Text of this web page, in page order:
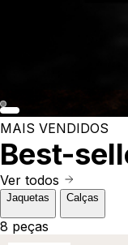
MAIS VENDIDOS
Best-
Ver todos
Jaquetas Calças
8 peças